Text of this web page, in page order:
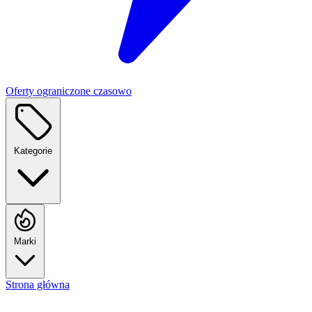
Oferty ograniczone czasowo
Kategorie
Marki
Strona główna